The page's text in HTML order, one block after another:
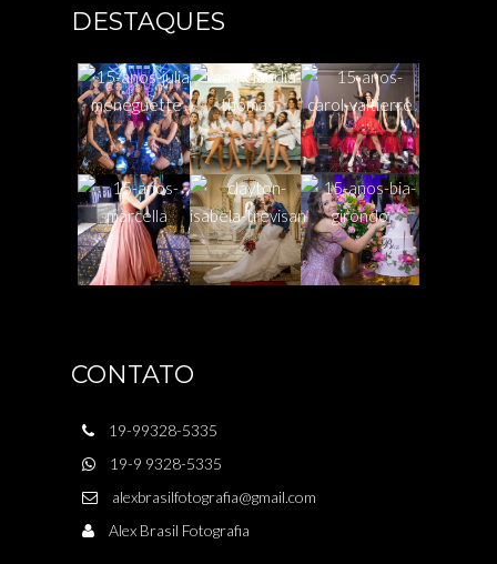
DESTAQUES
CONTATO
19-99328-5335
19-9 9328-5335
alexbrasilfotografia@gmail.com
Alex Brasil Fotografia